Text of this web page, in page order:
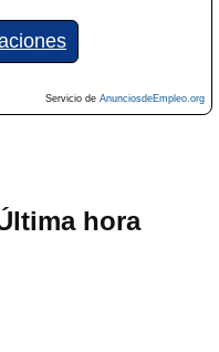
Servicio de AnunciosdeEmpleo.org
hora